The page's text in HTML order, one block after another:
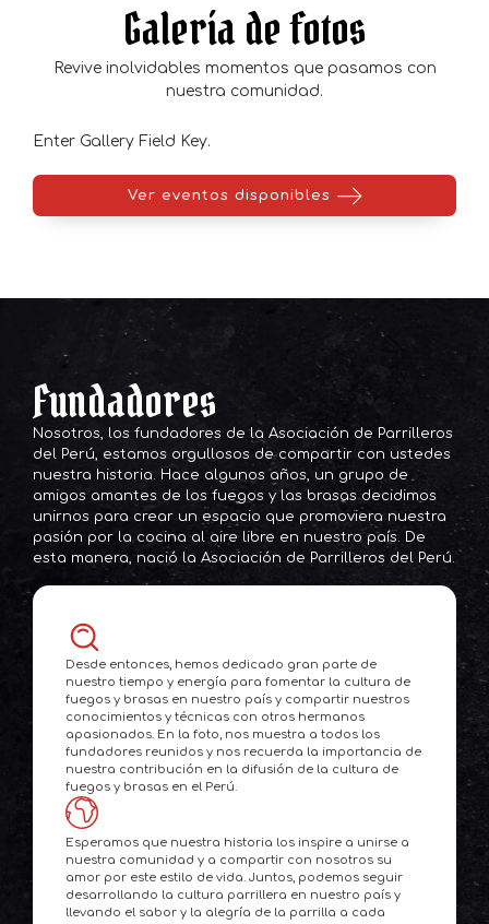
Galería de fotos
Revive inolvidables momentos que pasamos con
nuestra comunidad.
Enter Gallery Field Key.
Ver eventos disponibles
Fundadores
Nosotros, los fundadores de la Asociación de Parrilleros
del Perú, estamos orgullosos de compartir con ustedes
nuestra historia. Hace algunos años, un grupo de
amigos amantes de los fuegos y las brasas decidimos
unirnos para crear un espacio que promoviera nuestra
pasión por la cocina al aire libre en nuestro país. De
esta manera, nació la Asociación de Parrilleros del Perú.
Desde entonces, hemos dedicado gran parte de
nuestro tiempo y energía para fomentar la cultura de
fuegos y brasas en nuestro país y compartir nuestros
conocimientos y técnicas con otros hermanos
apasionados. En la foto, nos muestra a todos los
fundadores reunidos y nos recuerda la importancia de
nuestra contribución en la difusión de la cultura de
fuegos y brasas en el Perú.
Esperamos que nuestra historia los inspire a unirse a
nuestra comunidad y a compartir con nosotros su
amor por este estilo de vida. Juntos, podemos seguir
desarrollando la cultura parrillera en nuestro país y
llevando el sabor y la alegría de la parrilla a cada